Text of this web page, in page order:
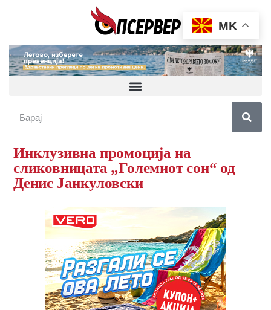
Инклузивна промоција на
сликовницата „Големиот сон“ од
Денис Јанкуловски
MK